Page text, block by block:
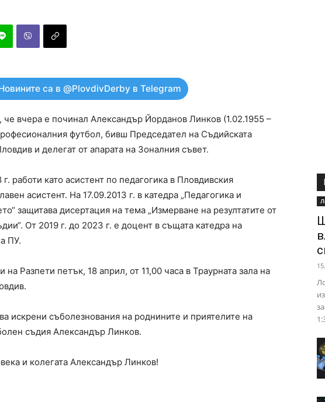
са в @PlovdivDerby в Telegram
вчера е починал Александър Йорданов Линков (1.02.1955 –
футбол, бивш Председател на Съдийската
и делегат от апарата на Зоналния съвет.
работи като асистент по педагогика в Пловдивския
асистент. На 17.09.2013 г. в катедра „Педагогика и
защитава дисертация на тема „Измерване на резултатите от
От 2019 г. до 2023 г. е доцент в същата катедра на
ПУ.
Разпети петък, 18 април, от 11,00 часа в Траурната зала на
искрени съболезнования на роднините и приятелите на
съдия Александър Линков.
и колегата Александър Линков!